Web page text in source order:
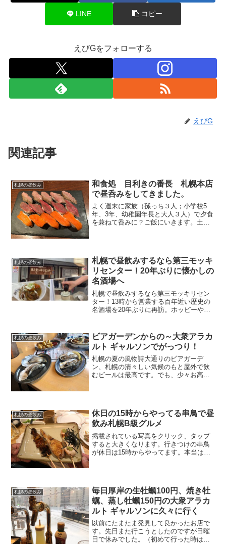
LINE コピー
えびGをフォローする
えびG
関連記事
札幌の昼飲み
和食処 目利きの番長 札幌本店
で昼呑みをしてきました。
よく週末に家族（孫っち３人；小学校5
年、3年、幼稚園年長と大人３人）で夕食
を兼ねて呑みに？ご飯にいきます。土曜
居酒屋系で昼からやって...
札幌の昼飲み
札幌で昼飲みするなら第三モッキ
リセンター！20年ぶりに懐かしの
名酒場へ
札幌で昼飲みするなら第三モッキリセン
ター！13時から営業する百年近い歴史の
名酒場を20年ぶりに再訪。ホッピーや家
札幌の昼飲み
ビアガーデンからの～大衆アラカ
ルト ギャルソンでがっつり！
札幌の夏の風物詩大通りのビアガーデ
ン、札幌の清々しい気候のもと屋外で飲
むビールは最高です。でも、少々お高い
れている写真をクリック、...
札幌の昼飲み
休日の15時からやってる串鳥で昼
飲み札幌B級グルメ
掲載されている写真をクリック、タップ
すると大きくなります。行きつけの串鳥
が休日は15時からやってます。本当は今
札幌の昼飲み
毎日厚岸の生牡蠣100円、焼き牡
蠣、蒸し牡蠣150円の大衆アラカ
ルト ギャルソンに久々に行く
以前にたまたま発見して良かったお店で
す。先日また行こうとしたのですが日曜
日で休みでした。（初めて行った時は確